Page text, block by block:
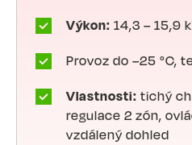
Výkon: 14,3 – 15,9
Provoz do –25 °C,
Vlastnosti: tichý
regulace 2 zón,
vzdálený dohled